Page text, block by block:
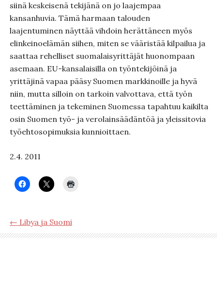
siinä keskeisenä tekijänä on jo laajempaa
kansanhuvia. Tämä harmaan talouden
laajentuminen näyttää vihdoin herättäneen myös
elinkeinoelämän siihen, miten se vääristää kilpailua ja
saattaa rehelliset suomalaisyrittäjät huonompaan
asemaan. EU-kansalaisilla on työntekijöinä ja
yrittäjinä vapaa pääsy Suomen markkinoille ja hyvä
niin, mutta silloin on tarkoin valvottava, että työn
teettäminen ja tekeminen Suomessa tapahtuu kaikilta
osin Suomen työ- ja verolainsäädäntöä ja yleissitovia
työehtosopimuksia kunnioittaen.
2.4. 2011
← Libya ja Suomi